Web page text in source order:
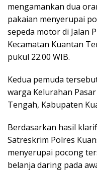
mengamankan dua
pakaian menyerupai
sepeda motor di Jalan
Kecamatan Kuantan
pukul 22.00 WIB.
Kedua pemuda
warga Kelurahan
Tengah, Kabupaten
Berdasarkan hasil
Satreskrim Polres
menyerupai pocong
belanja daring pada